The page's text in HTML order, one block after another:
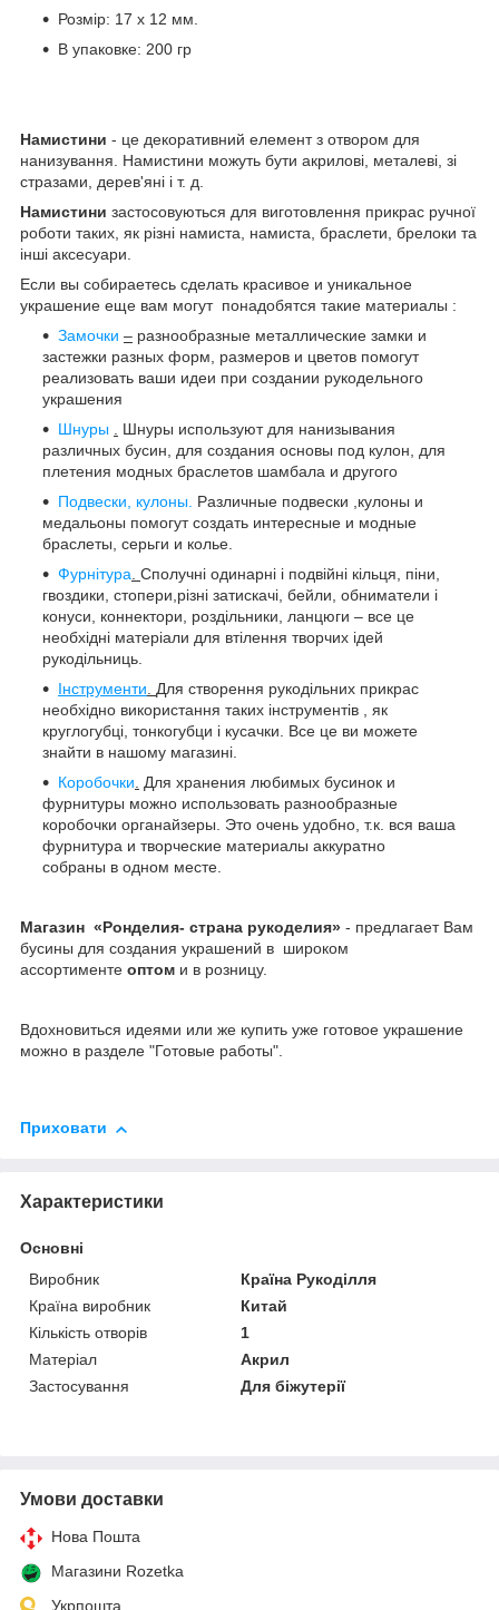
Розмір: 17 х 12 мм.
В упаковке: 200 гр
Намистини - це декоративний елемент з отвором для
нанизування. Намистини можуть бути акрилові, металеві, зі
стразами, дерев'яні і т. д.
Намистини застосовуються для виготовлення прикрас ручної
роботи таких, як різні намиста, намиста, браслети, брелоки та
інші аксесуари.
Если вы собираетесь сделать красивое и уникальное
украшение еще вам могут понадобятся такие материалы :
Замочки – разнообразные металлические замки и
застежки разных форм, размеров и цветов помогут
реализовать ваши идеи при создании рукодельного
украшения
Шнуры . Шнуры используют для нанизывания
различных бусин, для создания основы под кулон, для
плетения модных браслетов шамбала и другого
Подвески, кулоны. Различные подвески ,кулоны и
медальоны помогут создать интересные и модные
браслеты, серьги и колье.
Фурнітура. Сполучні одинарні і подвійні кільця, піни,
гвоздики, стопери,різні затискачі, бейли, обниматели і
конуси, коннектори, роздільники, ланцюги – все це
необхідні матеріали для втілення творчих ідей
рукодільниць.
Інструменти. Для створення рукодільних прикрас
необхідно використання таких інструментів , як
круглогубці, тонкогубци і кусачки. Все це ви можете
знайти в нашому магазині.
Коробочки. Для хранения любимых бусинок и
фурнитуры можно использовать разнообразные
коробочки органайзеры. Это очень удобно, т.к. вся ваша
фурнитура и творческие материалы аккуратно
собраны в одном месте.
Магазин «Ронделия- страна рукоделия» - предлагает Вам
бусины для создания украшений в широком
ассортименте оптом и в розницу.
Вдохновиться идеями или же купить уже готовое украшение
можно в разделе "Готовые работы".
Приховати
Характеристики
Основні
Виробник
Країна Рукоділля
Країна виробник
Китай
Кількість отворів
1
Матеріал
Акрил
Застосування
Для біжутерії
Умови доставки
Нова Пошта
Магазини Rozetka
Укрпошта